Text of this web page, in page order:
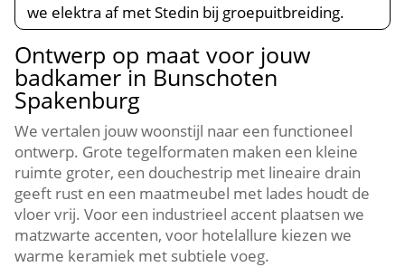
we elektra af met Stedin bij groepuitbreiding.​
Ontwerp op maat voor jouw
badkamer in Bunschoten
Spakenburg
We vertalen jouw woonstijl naar een functioneel
ontwerp.​ Grote tegelformaten maken een kleine
ruimte groter, een douchestrip met lineaire drain
geeft rust en een maatmeubel met lades houdt de
vloer vrij.​ Voor een industrieel accent plaatsen we
matzwarte accenten, voor hotelallure kiezen we
warme keramiek met subtiele voeg.​